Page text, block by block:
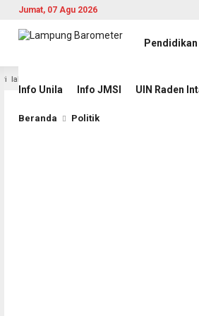
Jumat, 07 Agu 2026
Pendidikan
Info Unila Info JMSI UIN Raden
JMSI Dorong Transparansi Penanganan Perkara
Beranda Politik